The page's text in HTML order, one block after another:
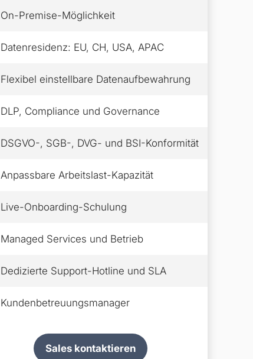
On-Premise-Möglichkeit
Datenresidenz: EU, CH, USA, APAC
Flexibel einstellbare Datenaufbewahrung
DLP, Compliance und Governance
DSGVO-, SGB-, DVG- und BSI-Konformität
Anpassbare Arbeitslast-Kapazität
Live-Onboarding-Schulung
Managed Services und Betrieb
Dedizierte Support-Hotline und SLA
Kundenbetreuungsmanager
Sales kontaktieren